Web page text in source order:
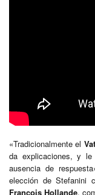
«Tradicionalmente el
da explicaciones, y le
ausencia de
elección de Stefanini
François Hollande,